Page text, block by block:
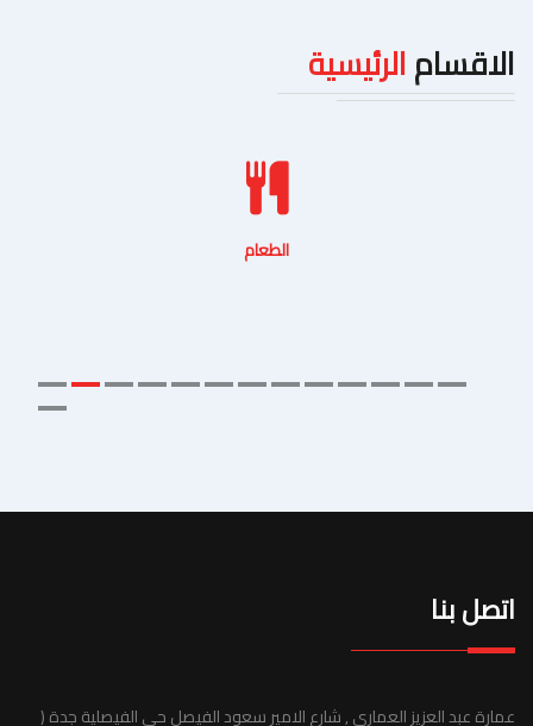
الاقسامالرئيسية
الطعام
اتصل بنا
عمارة عبد العزيز العماري , شارع الامير سعود الفيصل حي الفيصلية جدة (